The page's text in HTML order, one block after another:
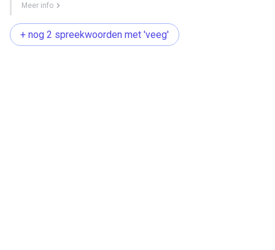
Meer info
+ nog 2 spreekwoorden met 'veeg'